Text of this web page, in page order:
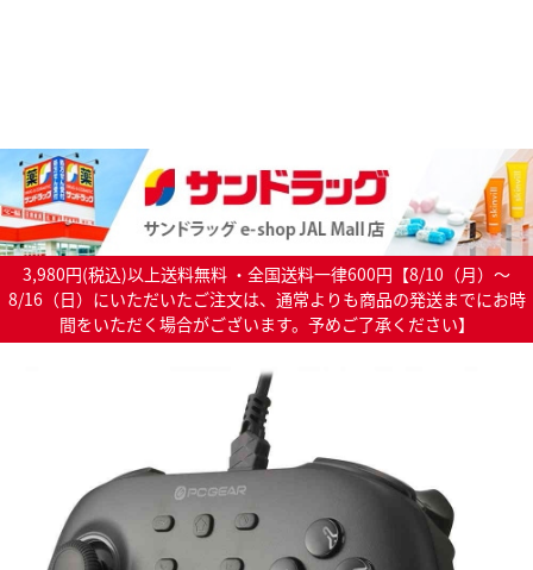
3,980円(税込)以上送料無料 ・全国送料一律600円【8/10（月）～
8/16（日）にいただいたご注文は、通常よりも商品の発送までにお時
間をいただく場合がございます。予めご了承ください】